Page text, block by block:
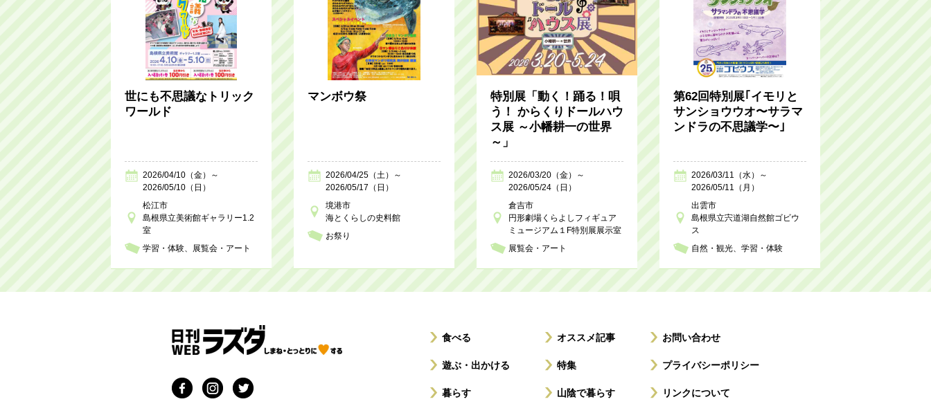
世にも不思議なトリック
ワールド
2026/04/10（金）～
2026/05/10（日）
松江市
島根県立美術館ギャラリー1.2
室
学習・体験
展覧会・アート
マンボウ祭
2026/04/25（土）～
2026/05/17（日）
境港市
海とくらしの史料館
お祭り
特別展「動く！踊る！唄
う！ からくりドールハウ
ス展 ～小幡耕一の世界
～」
2026/03/20（金）～
2026/05/24（日）
倉吉市
円形劇場くらよしフィギュア
ミュージアム１F特別展展示室
展覧会・アート
第62回特別展｢イモリと
サンショウウオ〜サラマ
ンドラの不思議学〜｣
2026/03/11（水）～
2026/05/11（月）
出雲市
島根県立宍道湖自然館ゴビウ
ス
自然・観光
学習・体験
食べる
遊ぶ・出かける
暮らす
オススメ記事
特集
山陰で暮らす
お問い合わせ
プライバシーポリシー
リンクについて